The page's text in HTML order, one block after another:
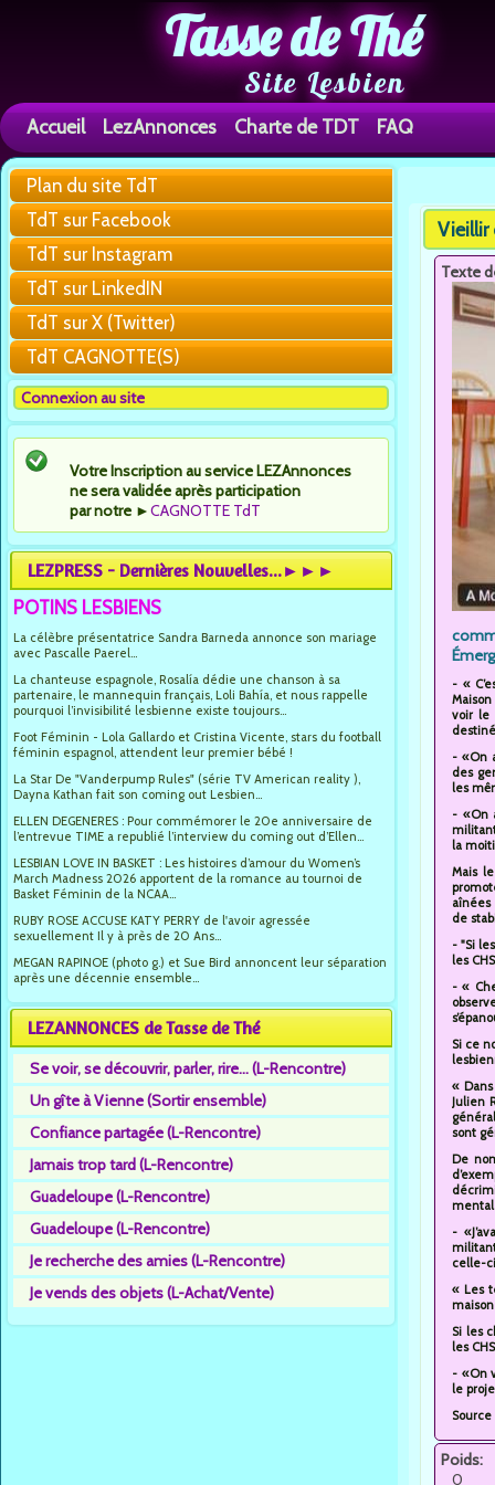
Tasse de Thé
Site Lesbien
Accueil LezAnnonces Charte de TDT FAQ
Plan du site TdT
TdT sur Facebook
TdT sur Instagram
TdT sur LinkedIN
TdT sur X (Twitter)
TdT CAGNOTTE(S)
Connexion au site
Votre Inscription au service LEZAnnonces
ne sera validée après participation
par notre ►CAGNOTTE TdT
LEZPRESS - Dernières Nouvelles...►►►
POTINS LESBIENS
La célèbre présentatrice Sandra Barneda annonce son mariage
avec Pascalle Paerel...
La chanteuse espagnole, Rosalía dédie une chanson à sa
partenaire, le mannequin français, Loli Bahía, et nous rappelle
pourquoi l’invisibilité lesbienne existe toujours...
Foot Féminin - Lola Gallardo et Cristina Vicente, stars du football
féminin espagnol, attendent leur premier bébé !
La Star De "Vanderpump Rules" (série TV American reality ),
Dayna Kathan fait son coming out Lesbien...
ELLEN DEGENERES : Pour commémorer le 20e anniversaire de
l’entrevue TIME a republié l’interview du coming out d’Ellen...
LESBIAN LOVE IN BASKET : Les histoires d’amour du Women’s
March Madness 2026 apportent de la romance au tournoi de
Basket Féminin de la NCAA...
RUBY ROSE ACCUSE KATY PERRY de l'avoir agressée
sexuellement Il y à près de 20 Ans...
MEGAN RAPINOE (photo g.) et Sue Bird annoncent leur séparation
après une décennie ensemble...
LEZANNONCES de Tasse de Thé
Se voir, se découvrir, parler, rire... (L-Rencontre)
Un gîte à Vienne (Sortir ensemble)
Confiance partagée (L-Rencontre)
Jamais trop tard (L-Rencontre)
Guadeloupe (L-Rencontre)
Guadeloupe (L-Rencontre)
Je recherche des amies (L-Rencontre)
Je vends des objets (L-Achat/Vente)
Vous
Vieillir
Texte
- «
voir le
- «On
des
les
- «On
la
Mais
de
- "Si
les
- «
Si ce
«
Julien
sont
De
-
celle-
« Les
Si les
les
- «On
le
Poids:
0